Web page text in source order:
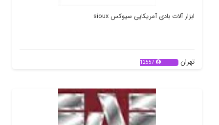
ابزار آلات بادی آمریکایی سیوکس sioux
تهران 12557